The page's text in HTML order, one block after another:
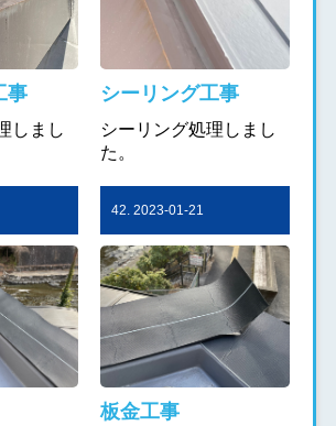
事
しまし
シーリング工事
シーリング処理しまし
た。
42. 2023-01-21
板金工事